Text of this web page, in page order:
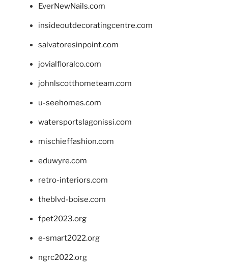
EverNewNails.com
insideoutdecoratingcentre.com
salvatoresinpoint.com
jovialfloralco.com
johnlscotthometeam.com
u-seehomes.com
watersportslagonissi.com
mischieffashion.com
eduwyre.com
retro-interiors.com
theblvd-boise.com
fpet2023.org
e-smart2022.org
ngrc2022.org